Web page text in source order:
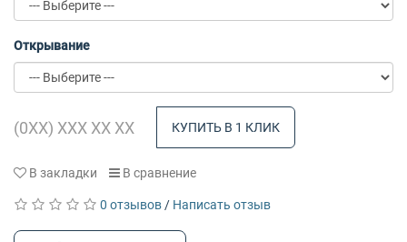
Открывание
КУПИТЬ В 1 КЛИК
В закладки В сравнение
0 отзывов / Написать отзыв